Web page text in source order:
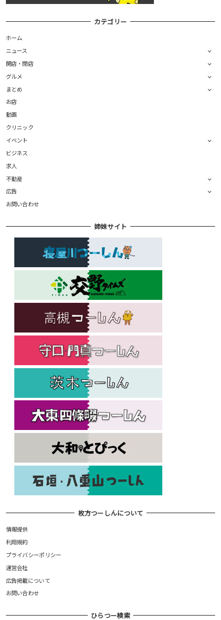
カテゴリー
ホーム
ニュース
開店・閉店
グルメ
まとめ
お店
動画
クリニック
イベント
ビジネス
求人
不動産
広告
お問い合わせ
姉妹サイト
枚方つーしんについて
情報提供
利用規約
プライバシーポリシー
運営会社
広告掲載について
お問い合わせ
ひらつー検索